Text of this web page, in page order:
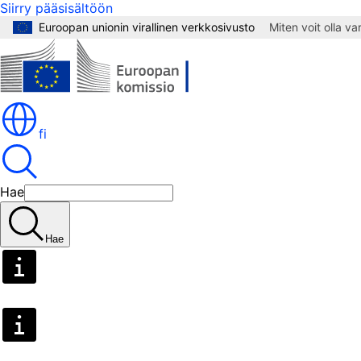
Siirry pääsisältöön
Euroopan unionin virallinen verkkosivusto Miten voit olla
fi
Hae
Hae